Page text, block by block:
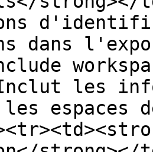
dans
les
les espaces